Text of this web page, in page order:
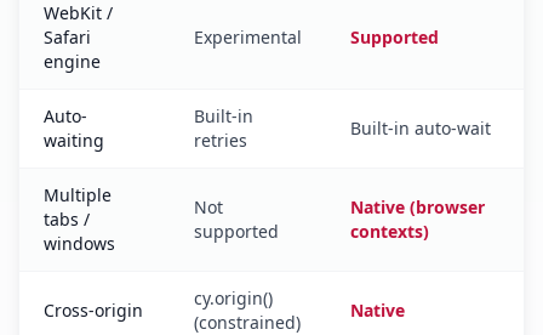
WebKit /
Safari
engine
Experimental Supported
Auto-
waiting
Built-in
retries
Built-in auto-wait
Multiple
tabs /
windows
Not
supported
Native (browser
contexts)
Cross-origin
cy.origin()
(constrained)
Native